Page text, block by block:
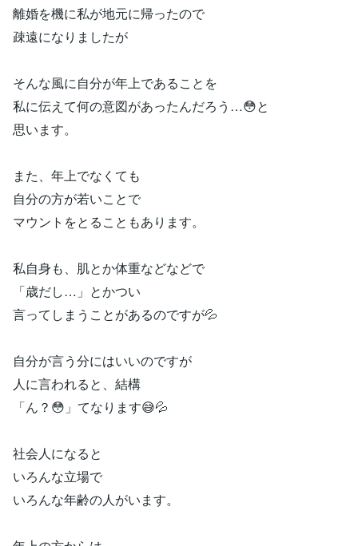
離婚を機に私が地元に帰ったので
疎遠になりましたが
そんな風に自分が年上であることを
私に伝えて何の意図があったんだろう…😳と
思います。
また、年上でなくても
自分の方が若いことで
マウントをとることもあります。
私自身も、肌とか体重などなどで
「歳だし…」とかつい
言ってしまうことがあるのですが💦
自分が言う分にはいいのですが
人に言われると、結構
「ん？😳」てなります😅💦
社会人になると
いろんな立場で
いろんな年齢の人がいます。